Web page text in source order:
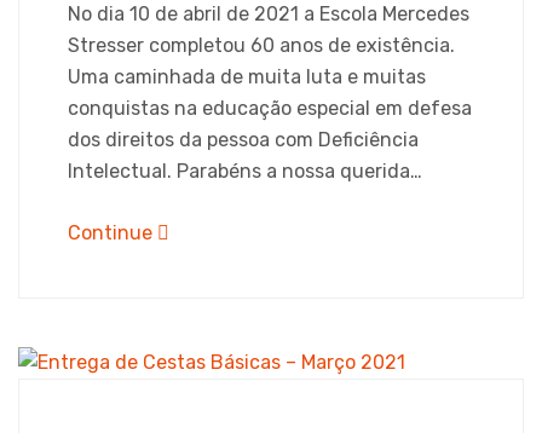
No dia 10 de abril de 2021 a Escola Mercedes
Stresser completou 60 anos de existência.
Uma caminhada de muita luta e muitas
conquistas na educação especial em defesa
dos direitos da pessoa com Deficiência
Intelectual. Parabéns a nossa querida…
Continue